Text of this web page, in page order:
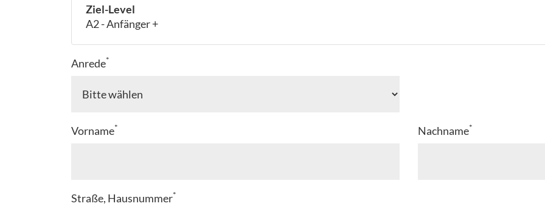
Ziel-Level
A2 - Anfänger +
Anrede*
Vorname* Nachname*
Straße, Hausnummer*